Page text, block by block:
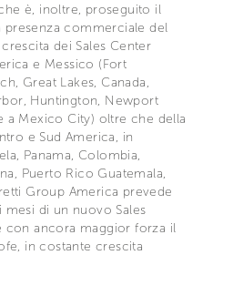
è, inoltre, proseguito il
commerciale del
dei Sales Center
e Messico (Fort
Great Lakes, Canada,
Huntington, Newport
a Mexico City) oltre che della
e Sud America, in
Panama, Colombia,
Puerto Rico Guatemala,
Group America prevede
mesi di un nuovo Sales
con ancora maggior forza il
in costante crescita